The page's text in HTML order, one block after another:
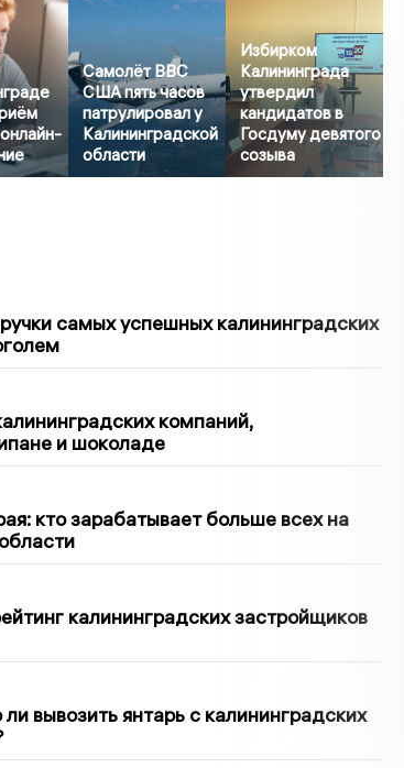
Самолёт ВВС
США пять часов
патрулировал у
Калининградской
области
Избирком
Калининграда
утвердил
кандидатов в
Госдуму девятого
созыва
самых успешных калининградских
компаний,
и шоколаде
кто зарабатывает больше всех на
калининградских застройщиков
вывозить янтарь с калининградских